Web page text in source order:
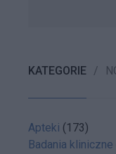
KATEGORIE
Apteki (173)
Badania kliniczne